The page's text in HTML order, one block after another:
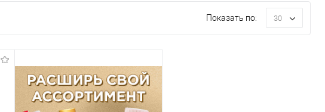
Показать по: 30